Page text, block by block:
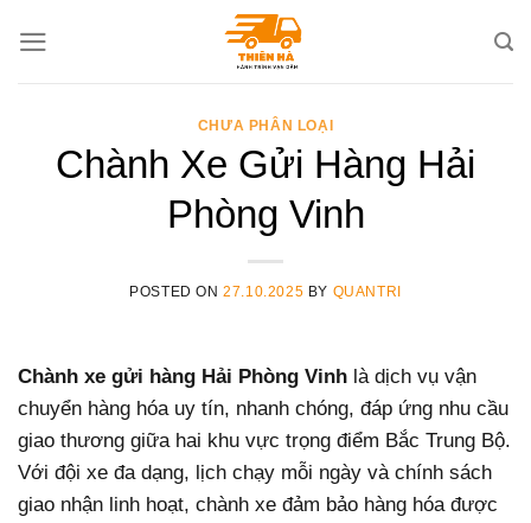
CHƯA PHÂN LOẠI
Chành Xe Gửi Hàng Hải
Phòng Vinh
POSTED ON27.10.2025 BY QUANTRI
Chành xe gửi hàng Hải Phòng Vinh là dịch vụ vận
chuyển hàng hóa uy tín, nhanh chóng, đáp ứng nhu cầu
giao thương giữa hai khu vực trọng điểm Bắc Trung Bộ.
Với đội xe đa dạng, lịch chạy mỗi ngày và chính sách
giao nhận linh hoạt, chành xe đảm bảo hàng hóa được